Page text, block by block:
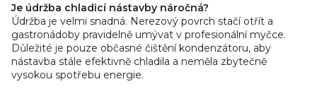
Je údržba chladicí nástavby náročná?
Údržba je velmi snadná. Nerezový povrch stačí otřít a
gastronádoby pravidelně umývat v profesionální myčce.
Důležité je pouze občasné čištění kondenzátoru, aby
nástavba stále efektivně chladila a neměla zbytečně
vysokou spotřebu energie.